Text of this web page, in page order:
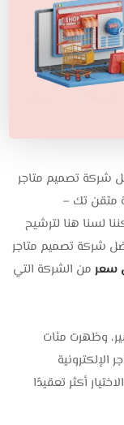
شركة تصميم متاجر
“شركة متقن تك –
لسنا هنا لترشيح
شركة تصميم متاجر
سعر من الشركة التي
كبير، وظهرت مئات
أكثر تعقيدًا